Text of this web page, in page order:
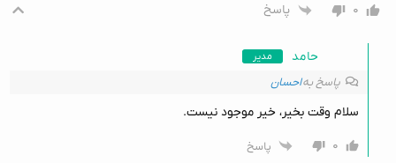
۰ پاسخ
حامد مدیر
پاسخ بهاحسان
سلام وقت بخیر، خیر موجود نیست.
۰
پاسخ